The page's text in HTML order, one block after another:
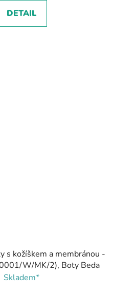
DETAIL
s kožíškem a membránou -
W/MK/2), Boty Beda
Skladem*